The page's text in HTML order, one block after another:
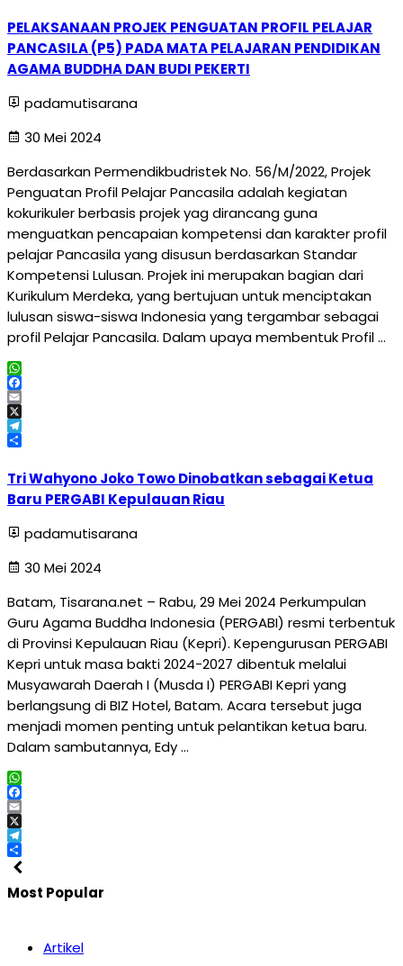
PELAKSANAAN PROJEK PENGUATAN PROFIL PELAJAR
PANCASILA (P5) PADA MATA PELAJARAN PENDIDIKAN
AGAMA BUDDHA DAN BUDI PEKERTI
padamutisarana
30 Mei 2024
Berdasarkan Permendikbudristek No. 56/M/2022, Projek
Penguatan Profil Pelajar Pancasila adalah kegiatan
kokurikuler berbasis projek yag dirancang guna
menguatkan pencapaian kompetensi dan karakter profil
pelajar Pancasila yang disusun berdasarkan Standar
Kompetensi Lulusan. Projek ini merupakan bagian dari
Kurikulum Merdeka, yang bertujuan untuk menciptakan
lulusan siswa-siswa Indonesia yang tergambar sebagai
profil Pelajar Pancasila. Dalam upaya membentuk Profil …
WhatsApp
Facebook
Email
X
Telegram
Tri Wahyono Joko Towo Dinobatkan sebagai Ketua
Baru PERGABI Kepulauan Riau
padamutisarana
30 Mei 2024
Batam, Tisarana.net – Rabu, 29 Mei 2024 Perkumpulan
Guru Agama Buddha Indonesia (PERGABI) resmi terbentuk
di Provinsi Kepulauan Riau (Kepri). Kepengurusan PERGABI
Kepri untuk masa bakti 2024-2027 dibentuk melalui
Musyawarah Daerah I (Musda I) PERGABI Kepri yang
berlangsung di BIZ Hotel, Batam. Acara tersebut juga
menjadi momen penting untuk pelantikan ketua baru.
Dalam sambutannya, Edy …
WhatsApp
Facebook
Email
X
Telegram
Share
Most Popular
Artikel